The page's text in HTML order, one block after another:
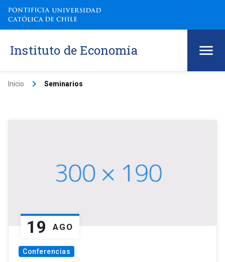
Instituto de Economía
Inicio keyboard_arrow_right Seminarios
19 AGO
Conferencias